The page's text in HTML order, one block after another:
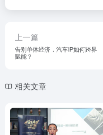
上一篇
告别单体经济，汽车IP如何跨界
赋能？
相关文章